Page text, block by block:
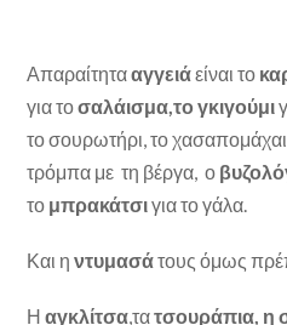
Απαραίτητααγγειάείναι το
για τοσαλάισμα,το γκιγούμι
το σουρωτήρι, το
τρόμπα με τη βέργα, ο
το μπρακάτσιγια το γάλα.
Και ηντυμασάτους όμως
Η αγκλίτσα,τατσουράπια, η